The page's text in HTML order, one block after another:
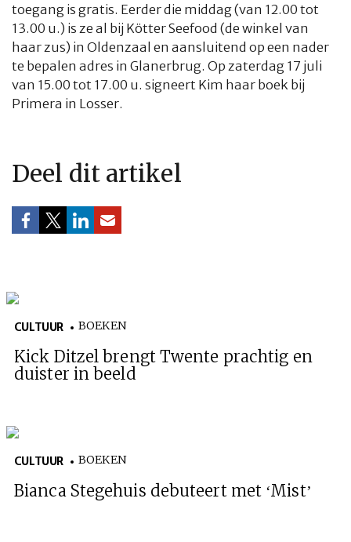
toegang is gratis. Eerder die middag (van 12.00 tot
13.00 u.) is ze al bij Kötter Seefood (de winkel van
haar zus) in Oldenzaal en aansluitend op een nader
te bepalen adres in Glanerbrug. Op zaterdag 17 juli
van 15.00 tot 17.00 u. signeert Kim haar boek bij
Primera in Losser.
Deel dit artikel
CULTUUR BOEKEN
Kick Ditzel brengt Twente prachtig en
duister in beeld
CULTUUR BOEKEN
Bianca Stegehuis debuteert met ‘Mist’